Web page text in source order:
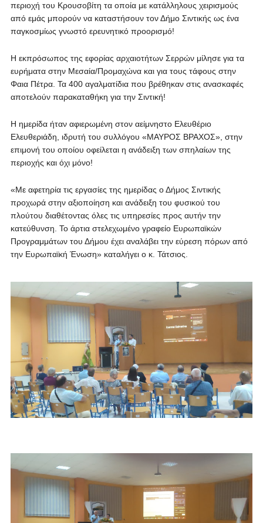
περιοχή του Κρουσοβίτη τα οποία με κατάλληλους χειρισμούς
από εμάς μπορούν να καταστήσουν τον Δήμο Σιντικής ως ένα
παγκοσμίως γνωστό ερευνητικό προορισμό!
Η εκπρόσωπος της εφορίας αρχαιοτήτων Σερρών μίλησε για τα
ευρήματα στην Μεσαία/Προμαχώνα και για τους τάφους στην
Φαια Πέτρα. Τα 400 αγαλματίδια που βρέθηκαν στις ανασκαφές
αποτελούν παρακαταθήκη για την Σιντική!
Η ημερίδα ήταν αφιερωμένη στον αείμνηστο Ελευθέριο
Ελευθεριάδη, ιδρυτή του συλλόγου «ΜΑΥΡΟΣ ΒΡΑΧΟΣ», στην
επιμονή του οποίου οφείλεται η ανάδειξη των σπηλαίων της
περιοχής και όχι μόνο!
«Με αφετηρία τις εργασίες της ημερίδας ο Δήμος Σιντικής
προχωρά στην αξιοποίηση και ανάδειξη του φυσικού του
πλούτου διαθέτοντας όλες τις υπηρεσίες προς αυτήν την
κατεύθυνση. Το άρτια στελεχωμένο γραφείο Ευρωπαϊκών
Προγραμμάτων του Δήμου έχει αναλάβει την εύρεση πόρων από
την Ευρωπαϊκή Ένωση» καταλήγει ο κ. Τάτσιος.